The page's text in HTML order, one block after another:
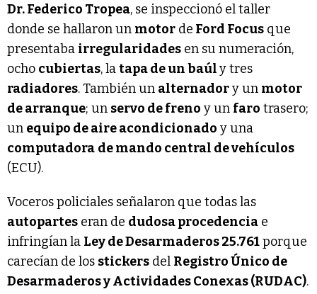
Dr. Federico Tropea, se inspeccionó el taller
donde se hallaron un motor de Ford Focus que
presentaba irregularidades en su numeración,
ocho cubiertas, latapa de un baúly tres
radiadores. También un alternadory un motor
de arranque; un servo de freno y un faro trasero;
un equipo de aire acondicionado y una
computadora de mando central de vehículos
(ECU).
Voceros policiales señalaron que todas las
autopartes eran de dudosa procedencia e
infringían la Ley de Desarmaderos 25.761porque
carecían de los stickers del Registro Único de
Desarmaderos y Actividades Conexas (RUDAC).